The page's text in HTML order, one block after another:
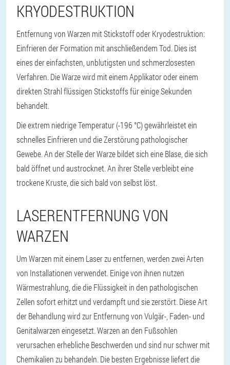
KRYODESTRUKTION
Entfernung von Warzen mit Stickstoff oder Kryodestruktion:
Einfrieren der Formation mit anschließendem Tod. Dies ist
eines der einfachsten, unblutigsten und schmerzlosesten
Verfahren. Die Warze wird mit einem Applikator oder einem
direkten Strahl flüssigen Stickstoffs für einige Sekunden
behandelt.
Die extrem niedrige Temperatur (-196 °C) gewährleistet ein
schnelles Einfrieren und die Zerstörung pathologischer
Gewebe. An der Stelle der Warze bildet sich eine Blase, die sich
bald öffnet und austrocknet. An ihrer Stelle verbleibt eine
trockene Kruste, die sich bald von selbst löst.
LASERENTFERNUNG VON
WARZEN
Um Warzen mit einem Laser zu entfernen, werden zwei Arten
von Installationen verwendet. Einige von ihnen nutzen
Wärmestrahlung, die die Flüssigkeit in den pathologischen
Zellen sofort erhitzt und verdampft und sie zerstört. Diese Art
der Behandlung wird zur Entfernung von Vulgär-, Faden- und
Genitalwarzen eingesetzt. Warzen an den Fußsohlen
verursachen erhebliche Beschwerden und sind nur schwer mit
Chemikalien zu behandeln. Die besten Ergebnisse liefert die